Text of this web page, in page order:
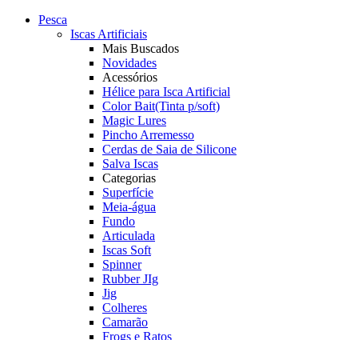
Pesca
Iscas Artificiais
Mais Buscados
Novidades
Acessórios
Hélice para Isca Artificial
Color Bait(Tinta p/soft)
Magic Lures
Pincho Arremesso
Cerdas de Saia de Silicone
Salva Iscas
Categorias
Superfície
Meia-água
Fundo
Articulada
Iscas Soft
Spinner
Rubber JIg
Jig
Colheres
Camarão
Frogs e Ratos